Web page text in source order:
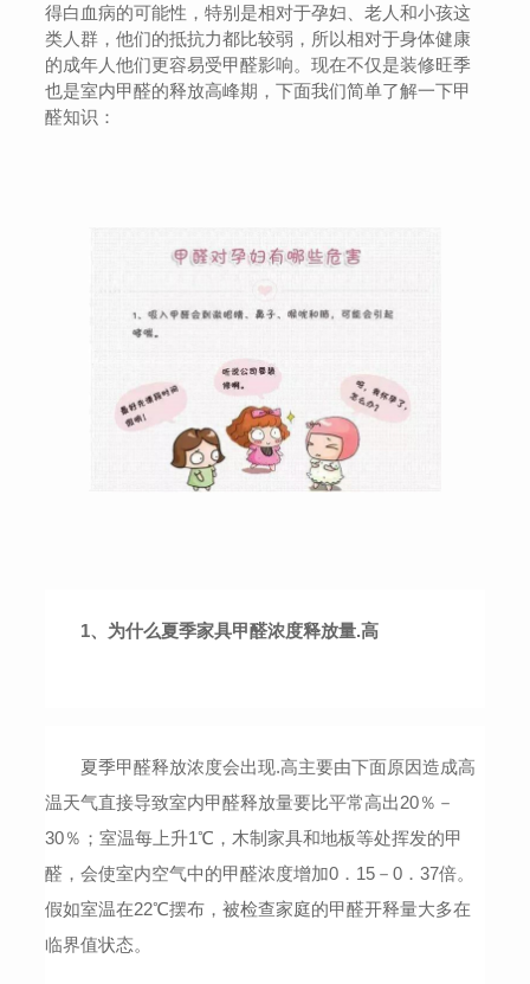
得白血病的可能性，特别是相对于孕妇、老人和小孩这
类人群，他们的抵抗力都比较弱，所以相对于身体健康
的成年人他们更容易受甲醛影响。现在不仅是装修旺季
也是室内甲醛的释放高峰期，下面我们简单了解一下甲
醛知识：
1、为什么夏季家具甲醛浓度释放量.高
夏季甲醛释放浓度会出现.高主要由下面原因造成高
温天气直接导致室内甲醛释放量要比平常高出20％－
30％；室温每上升1℃，木制家具和地板等处挥发的甲
醛，会使室内空气中的甲醛浓度增加0 ． 15 －0 ．37倍。
假如室温在22℃摆布，被检查家庭的甲醛开释量大多在
临界值状态。